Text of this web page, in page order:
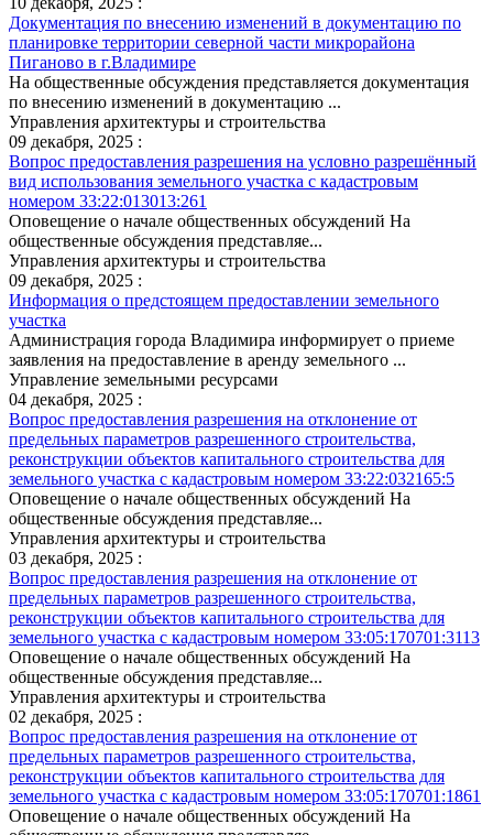
Документация по внесению изменений в документацию по
планировке территории северной части микрорайона
Пиганово в г.Владимире
На общественные обсуждения представляется документация
по внесению изменений в документацию ...
Управления архитектуры и строительства
09 декабря, 2025 :
Вопрос предоставления разрешения на условно разрешённый
вид использования земельного участка с кадастровым
номером 33:22:013013:261
Оповещение о начале общественных обсуждений На
общественные обсуждения представляе...
Управления архитектуры и строительства
09 декабря, 2025 :
Информация о предстоящем предоставлении земельного
участка
Администрация города Владимира информирует о приеме
заявления на предоставление в аренду земельного ...
Управление земельными ресурсами
04 декабря, 2025 :
Вопрос предоставления разрешения на отклонение от
предельных параметров разрешенного строительства,
реконструкции объектов капитального строительства для
земельного участка с кадастровым номером 33:22:032165:5
Оповещение о начале общественных обсуждений На
общественные обсуждения представляе...
Управления архитектуры и строительства
03 декабря, 2025 :
Вопрос предоставления разрешения на отклонение от
предельных параметров разрешенного строительства,
реконструкции объектов капитального строительства для
земельного участка с кадастровым номером 33:05:170701:3113
Оповещение о начале общественных обсуждений На
общественные обсуждения представляе...
Управления архитектуры и строительства
02 декабря, 2025 :
Вопрос предоставления разрешения на отклонение от
предельных параметров разрешенного строительства,
реконструкции объектов капитального строительства для
земельного участка с кадастровым номером 33:05:170701:1861
Оповещение о начале общественных обсуждений На